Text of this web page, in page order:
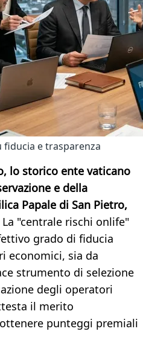
fiducia e trasparenza
lo storico ente vaticano
e della
Papale di San Pietro,
La "centrale rischi onlife"
grado di fiducia
economici, sia da
strumento di selezione
degli operatori
il merito
punteggi premiali